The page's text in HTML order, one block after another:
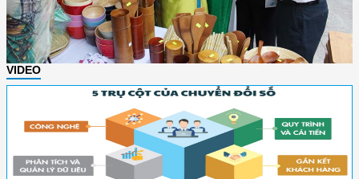
VIDEO